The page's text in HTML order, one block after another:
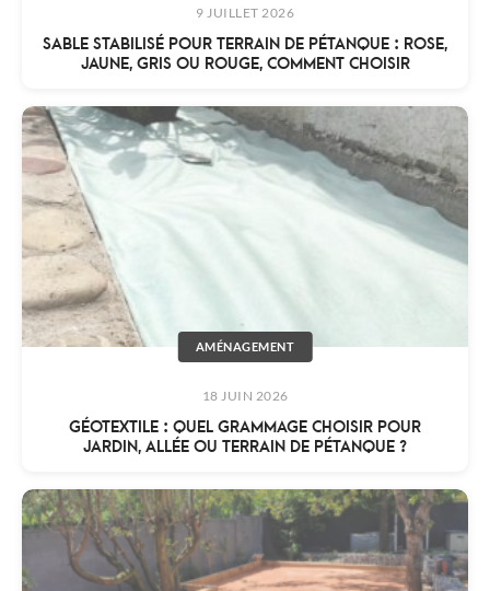
9 JUILLET 2026
SABLE STABILISÉ POUR TERRAIN DE PÉTANQUE : ROSE,
JAUNE, GRIS OU ROUGE, COMMENT CHOISIR
AMÉNAGEMENT
18 JUIN 2026
GÉOTEXTILE : QUEL GRAMMAGE CHOISIR POUR
JARDIN, ALLÉE OU TERRAIN DE PÉTANQUE ?